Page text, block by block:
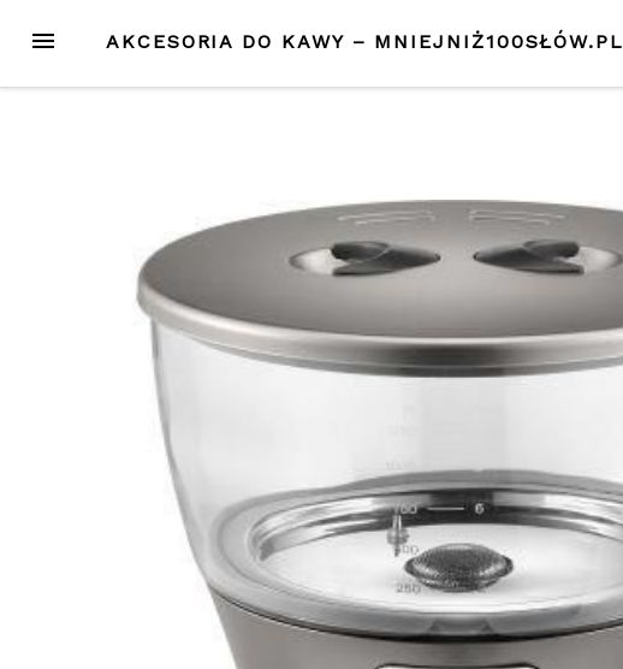
treści
MENU AKCESORIA DO KAWY – MNIEJNIŻ100SŁÓW.PL